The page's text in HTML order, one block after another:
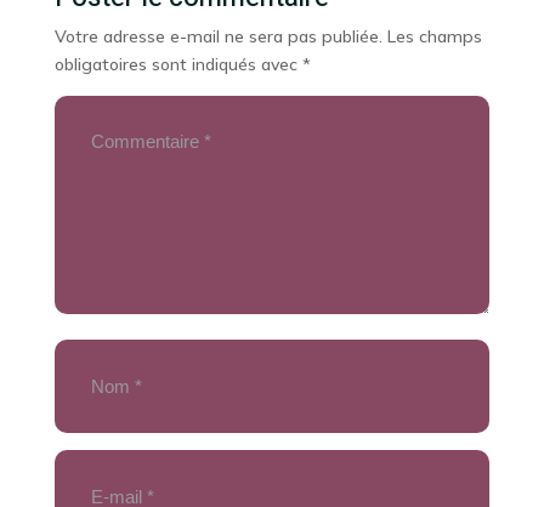
Votre adresse e-mail ne sera pas publiée. Les champs
obligatoires sont indiqués avec *